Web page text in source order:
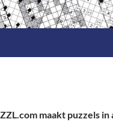
maakt puzzels